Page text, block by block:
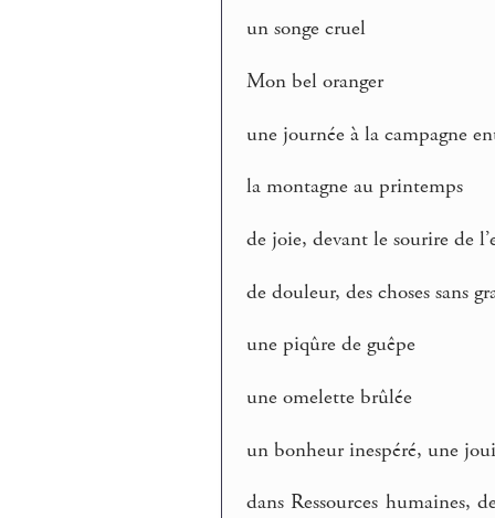
un songe cruel
Mon bel oranger
une journée à la campagne
la montagne au printemps
de joie, devant le sourire de
de douleur, des choses sans
une piqûre de guêpe
une omelette brûlée
un bonheur inespéré, une
dans Ressources humaines,